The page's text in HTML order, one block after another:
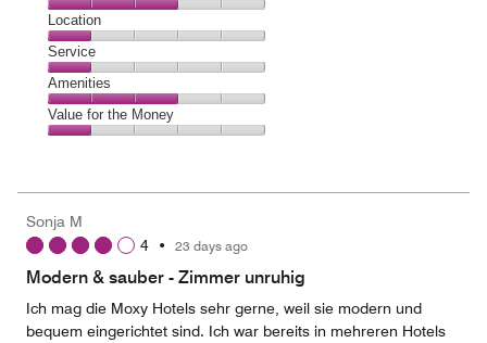
4
out
of
5
Dining,
3
out
of
5
Location
Location,
1
out
of
5
Service
Service,
1
out
Amenities
Amenities,
3
5
Value for the Money
1
out
of
Sonja M
4 • 23 days ago
Modern & sauber - Zimmer unruhig
Ich mag die Moxy Hotels sehr gerne, weil sie modern und
bequem eingerichtet sind. Ich war bereits in mehreren Hotels